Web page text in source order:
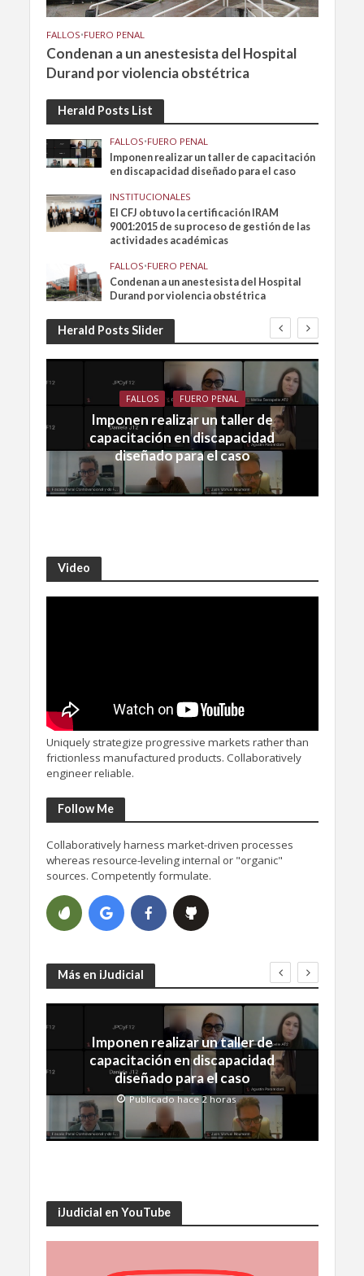
FALLOS•FUERO PENAL
Condenan a un anestesista del Hospital
Durand por violencia obstétrica
Herald Posts List
FALLOS•FUERO PENAL
Imponen realizar un taller de capacitación
en discapacidad diseñado para el caso
INSTITUCIONALES
El CFJ obtuvo la certificación IRAM
9001:2015 de su proceso de gestión de las
actividades académicas
FALLOS•FUERO PENAL
Condenan a un anestesista del Hospital
Durand por violencia obstétrica
Herald Posts Slider
FALLOS FUERO PENAL
Imponen realizar un taller de
capacitación en discapacidad
diseñado para el caso
Video
Uniquely strategize progressive markets rather than
frictionless manufactured products. Collaboratively
engineer reliable.
Follow Me
Collaboratively harness market-driven processes
whereas resource-leveling internal or "organic"
sources. Competently formulate.
Más en iJudicial
Imponen realizar un taller de
capacitación en discapacidad
diseñado para el caso
Publicado hace 2 horas
iJudicial en YouTube